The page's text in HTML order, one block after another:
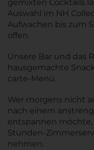
gemixten Cocktails
Auswahl im NH
Aufwachen bis zum
offen.
Unsere Bar und das
hausgemachte
carte-Menü.
Wer morgens nicht
nach einem
entspannen
Stunden-
nehmen.